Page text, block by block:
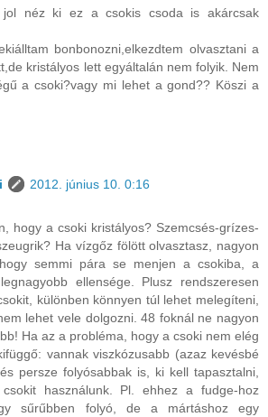
jol néz ki ez a csokis csoda is akárcsak
bonbonozni,elkezdtem olvasztani a
kristályos lett egyáltalán nem folyik. Nem
a csoki?vagy mi lehet a gond?? Köszi a
2012. június 10. 0:16
hogy a csoki kristályos? Szemcsés-grízes-
Ha vízgőz fölött olvasztasz, nagyon
semmi pára se menjen a csokiba, a
ellensége. Plusz rendszeresen
különben könnyen túl lehet melegíteni,
lehet vele dolgozni. 48 foknál ne nagyon
Ha az a probléma, hogy a csoki nem elég
vannak viszkózusabb (azaz kevésbé
persze folyósabbak is, ki kell tapasztalni,
használunk. Pl. ehhez a fudge-hoz
sűrűbben folyó, de a mártáshoz egy